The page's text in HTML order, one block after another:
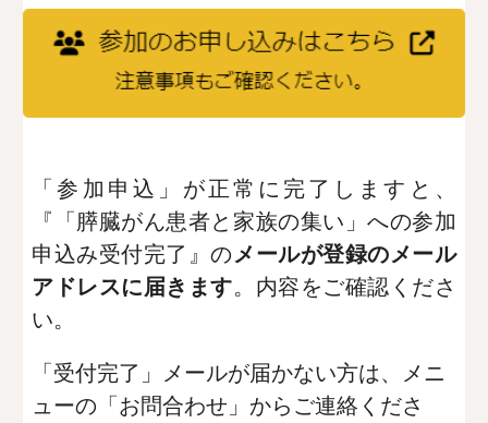
「参加申込」が正常に完了しますと、
『「膵臓がん患者と家族の集い」への参加
申込み受付完了』のメールが登録のメール
アドレスに届きます。内容をご確認くださ
い。
「受付完了」メールが届かない方は、メニ
ューの「お問合わせ」からご連絡くださ